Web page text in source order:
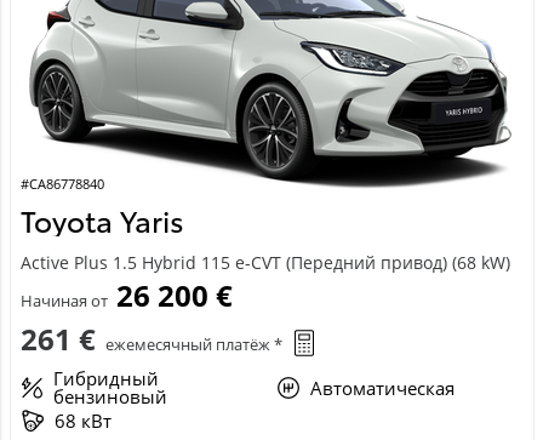
#CA86778840
Toyota Yaris
Active Plus 1.5 Hybrid 115 e-CVT (Передний привод) (68 kW)
Начиная от 26 200 €
261 € ежемесячный платёж *
Гибридный
бензиновый
Автоматическая
68 кВт